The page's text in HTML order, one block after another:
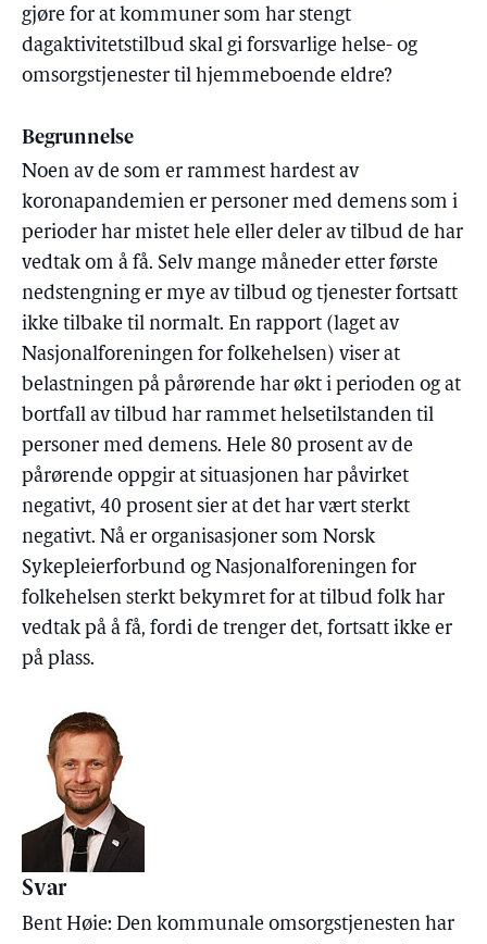
gjøre for at kommuner som har stengt
dagaktivitetstilbud skal gi forsvarlige helse- og
omsorgstjenester til hjemmeboende eldre?
Begrunnelse
Noen av de som er rammest hardest av
koronapandemien er personer med demens som i
perioder har mistet hele eller deler av tilbud de har
vedtak om å få. Selv mange måneder etter første
nedstengning er mye av tilbud og tjenester fortsatt
ikke tilbake til normalt. En rapport (laget av
Nasjonalforeningen for folkehelsen) viser at
belastningen på pårørende har økt i perioden og at
bortfall av tilbud har rammet helsetilstanden til
personer med demens. Hele 80 prosent av de
pårørende oppgir at situasjonen har påvirket
negativt, 40 prosent sier at det har vært sterkt
negativt. Nå er organisasjoner som Norsk
Sykepleierforbund og Nasjonalforeningen for
folkehelsen sterkt bekymret for at tilbud folk har
vedtak på å få, fordi de trenger det, fortsatt ikke er
på plass.
Svar
Bent Høie: Den kommunale omsorgstjenesten har